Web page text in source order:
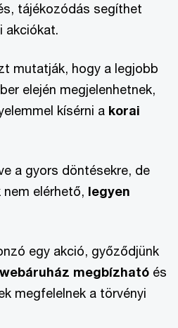
tájékozódás segíthet
akciókat.
mutatják, hogy a legjobb
elején megjelenhetnek,
kísérni a korai
a gyors döntésekre, de
elérhető, legyen
egy akció, győződjünk
webáruház megbízható és
megfelelnek a törvényi